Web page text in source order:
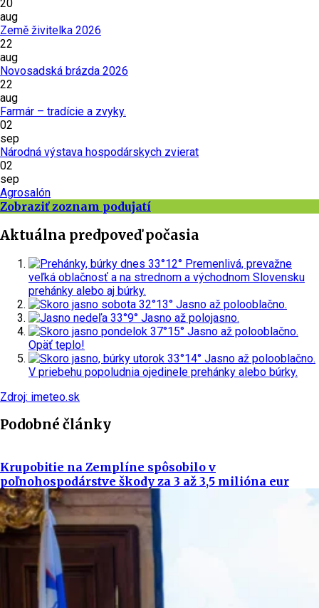
20
aug
Země živitelka 2026
22
aug
Novosadská brázda 2026
22
aug
Farmár – tradície a zvyky.
02
sep
Národná výstava hospodárskych zvierat
02
sep
Agrosalón
Zobraziť zoznam podujatí
Aktuálna predpoveď počasia
dnes 33°12° Premenlivá, prevažne
veľká oblačnosť a na strednom a východnom Slovensku
prehánky alebo aj búrky.
sobota 32°13° Jasno až polooblačno.
nedeľa 33°9° Jasno až polojasno.
pondelok 37°15° Jasno až polooblačno.
Opäť teplo!
utorok 33°14° Jasno až polooblačno.
V priebehu popoludnia ojedinele prehánky alebo búrky.
Zdroj: imeteo.sk
Podobné články
Krupobitie na Zemplíne spôsobilo v
poľnohospodárstve škody za 3 až 3,5 milióna eur